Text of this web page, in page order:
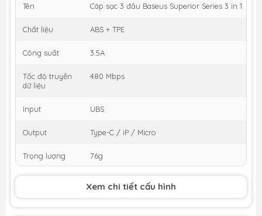
Tên Cáp sạc 3 đầu Baseus Superior Series 3 in 1
Chất liệu ABS + TPE
Công suất 3.5A
Tốc độ truyền
dữ liệu
480 Mbps
Input UBS
Output Type-C / iP / Micro
Trọng lượng 76g
Xem chi tiết cấu hình